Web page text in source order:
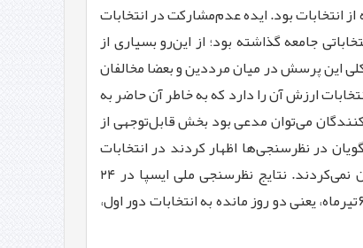
انتخابات بود. ایده عدم‌مشارکت در انتخابات
جامعه گذاشته بود؛ از این‌رو بسیاری از
این پرسش در میان مرددین و بعضا مخالفان
ارزش آن را دارد که به خاطر آن حاضر به
می‌توان مدعی بود بخش قابل‌توجهی از
در نظرسنجی‌ها اظهار کردند در انتخابات
شرکت می‌کنند اما هنگامی که پرسیده می‌شد «اگر انتخابات برگزار شود به چه کسی رای می‌دهید؟» اسم نامزد موردنظر را بیان نمی‌کردند. نتایج نظرسنجی ملی ایسپا در ۲۴
خردادماه نشان داد ۴۰.۳درصد از شهروندان هنوز نامزد خود را انتخاب نکرده بودند. این عدد در سوم تیرماه حدود ۳۰درصد و در ۶تیرماه، یعنی دو روز مانده به انتخابات دور اول،